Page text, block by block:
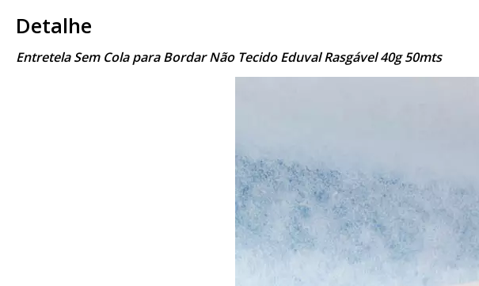
Detalhe
Entretela Sem Cola para Bordar Não Tecido Eduval Rasgável 40g 50mts